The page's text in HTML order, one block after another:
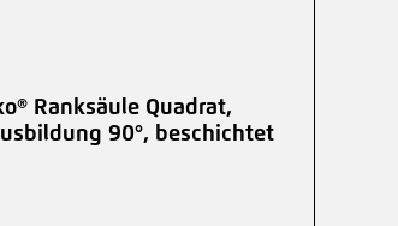
Ranksäule Quadrat,
90°, beschichtet